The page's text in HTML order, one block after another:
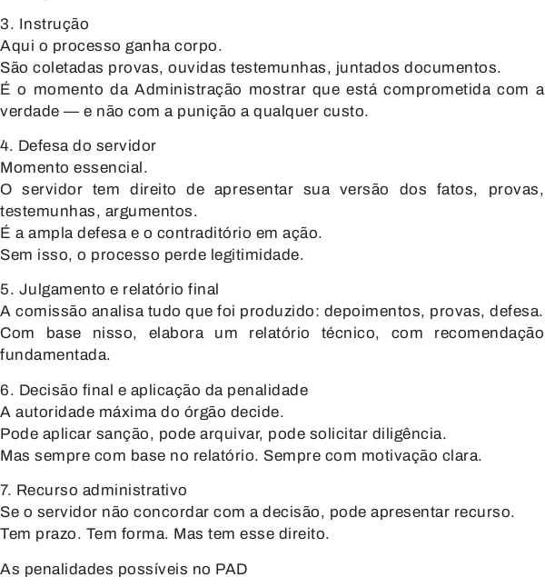
3. Instrução
Aqui o processo ganha corpo.
São coletadas provas, ouvidas testemunhas, juntados documentos.
É o momento da Administração mostrar que está comprometida com a
verdade — e não com a punição a qualquer custo.
4. Defesa do servidor
Momento essencial.
O servidor tem direito de apresentar sua versão dos fatos, provas,
testemunhas, argumentos.
É a ampla defesae o contraditório em ação.
Sem isso, o processo perde legitimidade.
5. Julgamento e relatório final
A comissão analisa tudo que foi produzido: depoimentos, provas, defesa.
Com base nisso, elabora um relatório técnico, com recomendação
fundamentada.
6. Decisão final e aplicação da penalidade
A autoridade máxima do órgão decide.
Pode aplicar sanção, pode arquivar, pode solicitar diligência.
Mas sempre com base no relatório. Sempre com motivação clara.
7. Recurso administrativo
Se o servidor não concordar com a decisão, pode apresentar recurso.
Tem prazo. Tem forma. Mas tem esse direito.
As penalidades possíveis no PAD